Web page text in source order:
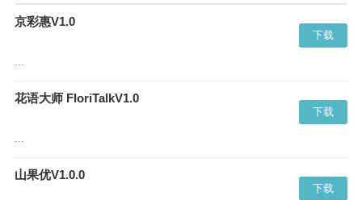
京彩惠V1.0
...
下载
花语大师 FloriTalkV1.0
...
下载
山果优V1.0.0
下载